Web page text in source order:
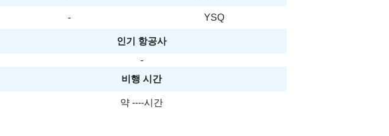
- YSQ
인기 항공사
-
비행 시간
약 ----시간